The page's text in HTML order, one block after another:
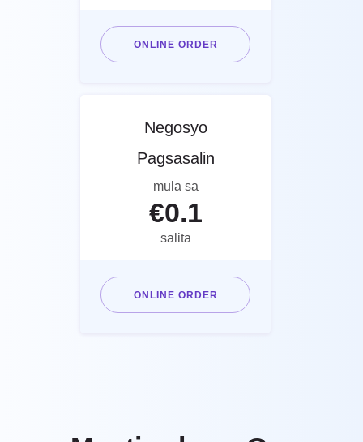
ONLINE ORDER
Negosyo
Pagsasalin
mula sa
€0.1
salita
ONLINE ORDER